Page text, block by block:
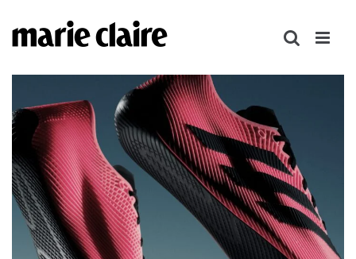
텐
로
너
뛰
기